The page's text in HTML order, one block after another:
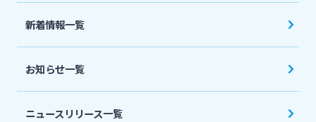
法人・個人事業主のお客さま
宮崎銀行について
新着情報一覧
お知らせ一覧
ニュースリリース一覧